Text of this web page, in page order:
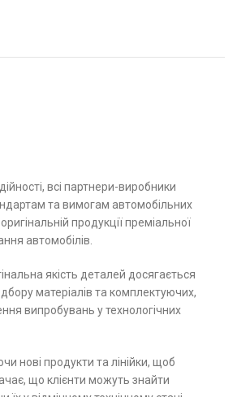
всі партнери-виробники
та вимогам автомобільних
продукції преміальної
автомобілів.
якість деталей досягається
матеріалів та комплектуючих,
випробувань у технологічних
нові продукти та лінійки, щоб
що клієнти можуть знайти